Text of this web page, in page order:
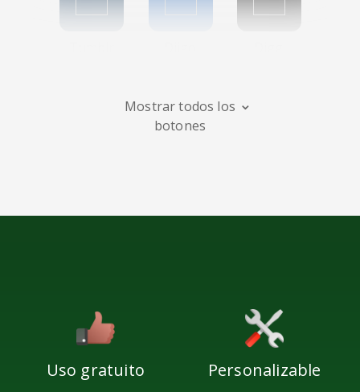
Facebook
Messenger
Sina
Weibo
Mostrar todos los
botones
Uso gratuito Personalizable